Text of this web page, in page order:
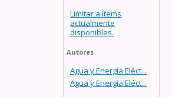
Limitar a ítems
actualmente
disponibles.
Autores
Agua y Energía Eléct...
Agua y Energía Eléct...